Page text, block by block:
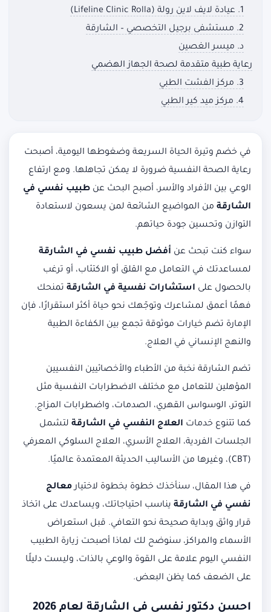
1. عيادة لايف لاين رولة (Lifeline Clinic Rolla)
2. مستشفى برجيل التخصصي – الشارقة
د. ميسر الغصين
رعاية طبية متقدمة لصحة الجهاز الهضمي
3. مركز الفشت الطبي
4. مركز ميد كير الطبي
في خضم وتيرة الحياة السريعة وضغوطها اليومية، أصبحت
رعاية الصحة النفسية ضرورة لا يمكن تجاهلها. ومع ارتفاع
الوعي بين الأفراد والأسر، أصبح البحث عن طبيب نفسي في
الشارقة من المواضيع الشائعة لمن يسعون لاستعادة
التوازن وتحسين جودة حياتهم.
سواء كنت تبحث عن أفضل طبيب نفسي في الشارقة
لمساعدتك في التعامل مع القلق أو الاكتئاب، أو ترغب
بالحصول على استشارات نفسية في الشارقة تمنحك
فهمًا أعمق لمشاعرك وتوجّهك نحو حياة أكثر استقرارًا، فإن
الإمارة تضم خيارات موثوقة تجمع بين الكفاءة الطبية
والنهج الإنساني في العلاج.
تضم الشارقة نخبة من الأطباء والأخصائيين النفسيين
المؤهلين للتعامل مع مختلف الاضطرابات النفسية مثل
التوتر، الوسواس القهري، الصدمات، واضطرابات المزاج.
كما تتنوع خدمات العلاج النفسي في الشارقة لتشمل
الجلسات الفردية، العلاج الأسري، العلاج السلوكي المعرفي
(CBT)، وغيرها من الأساليب الحديثة المعتمدة عالميًا.
في هذا المقال، سنأخذك خطوة بخطوة لاختيارمعالج
نفسي في الشارقة يناسب احتياجاتك، ويساعدك على اتخاذ
قرار واثق وبداية صحيحة نحو التعافي. قبل استعراض
الأسماء والمراكز، سنوضح لك لماذا أصبحت زيارة الطبيب
النفسي اليوم علامة على القوة والوعي بالذات، وليست دليلًا
على الضعف كما يظن البعض.
احسن دكتور نفسي في الشارقة لعام 2026